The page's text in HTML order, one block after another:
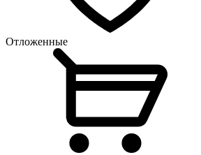
Отложенные